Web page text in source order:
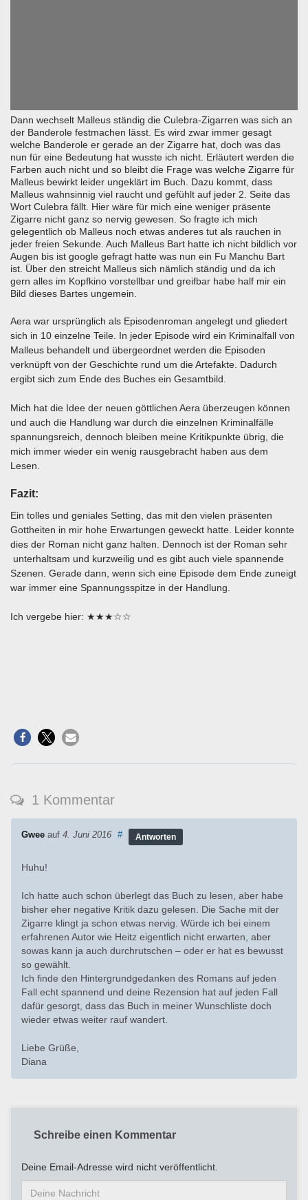
Dann wechselt Malleus ständig die Culebra-Zigarren was sich an
der Banderole festmachen lässt. Es wird zwar immer gesagt
welche Banderole er gerade an der Zigarre hat, doch was das
nun für eine Bedeutung hat wusste ich nicht. Erläutert werden die
Farben auch nicht und so bleibt die Frage was welche Zigarre für
Malleus bewirkt leider ungeklärt im Buch. Dazu kommt, dass
Malleus wahnsinnig viel raucht und gefühlt auf jeder 2. Seite das
Wort Culebra fällt. Hier wäre für mich eine weniger präsente
Zigarre nicht ganz so nervig gewesen. So fragte ich mich
gelegentlich ob Malleus noch etwas anderes tut als rauchen in
jeder freien Sekunde. Auch Malleus Bart hatte ich nicht bildlich vor
Augen bis ist google gefragt hatte was nun ein Fu Manchu Bart
ist. Über den streicht Malleus sich nämlich ständig und da ich
gern alles im Kopfkino vorstellbar und greifbar habe half mir ein
Bild dieses Bartes ungemein.
Aera war ursprünglich als Episodenroman angelegt und gliedert
sich in 10 einzelne Teile. In jeder Episode wird ein Kriminalfall von
Malleus behandelt und übergeordnet werden die Episoden
verknüpft von der Geschichte rund um die Artefakte. Dadurch
ergibt sich zum Ende des Buches ein Gesamtbild.
Mich hat die Idee der neuen göttlichen Aera überzeugen können
und auch die Handlung war durch die einzelnen Kriminalfälle
spannungsreich, dennoch bleiben meine Kritikpunkte übrig, die
mich immer wieder ein wenig rausgebracht haben aus dem
Lesen.
Fazit:
Ein tolles und geniales Setting, das mit den vielen präsenten
Gottheiten in mir hohe Erwartungen geweckt hatte. Leider konnte
dies der Roman nicht ganz halten. Dennoch ist der Roman sehr
unterhaltsam und kurzweilig und es gibt auch viele spannende
Szenen. Gerade dann, wenn sich eine Episode dem Ende zuneigt
war immer eine Spannungsspitze in der Handlung.
Ich vergebe hier: ★★★☆☆
1 Kommentar
Gwee auf 4. Juni 2016 # Antworten
Huhu!
Ich hatte auch schon überlegt das Buch zu lesen, aber habe
bisher eher negative Kritik dazu gelesen. Die Sache mit der
Zigarre klingt ja schon etwas nervig. Würde ich bei einem
erfahrenen Autor wie Heitz eigentlich nicht erwarten, aber
sowas kann ja auch durchrutschen – oder er hat es bewusst
so gewählt.
Ich finde den Hintergrundgedanken des Romans auf jeden
Fall echt spannend und deine Rezension hat auf jeden Fall
dafür gesorgt, dass das Buch in meiner Wunschliste doch
wieder etwas weiter rauf wandert.
Liebe Grüße,
Diana
Schreibe einen Kommentar
Deine Email-Adresse wird nicht veröffentlicht.